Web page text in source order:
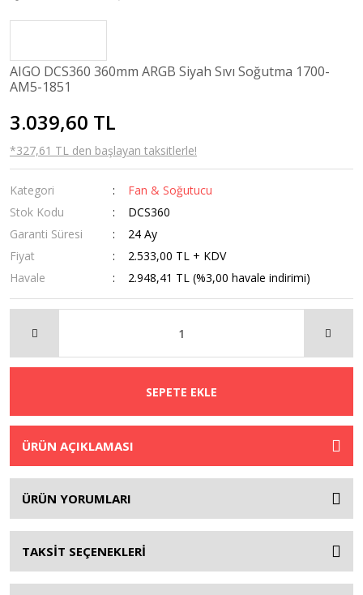
AIGO DCS360 360mm ARGB Siyah Sıvı Soğutma 1700-
AM5-1851
3.039,60 TL
*327,61 TL den başlayan taksitlerle!
Kategori
Fan & Soğutucu
Stok Kodu
DCS360
Garanti Süresi
24 Ay
Fiyat
2.533,00 TL + KDV
Havale
2.948,41 TL (%3,00 havale indirimi)
SEPETE EKLE
ÜRÜN AÇIKLAMASI
ÜRÜN YORUMLARI
TAKSİT SEÇENEKLERİ